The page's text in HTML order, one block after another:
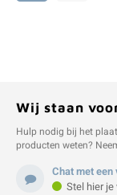
Wij staan
Hulp nodig bij het
producten weten?
Chat met een
Stel hier je